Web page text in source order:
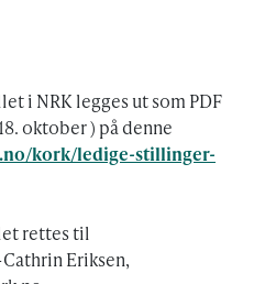
i NRK legges ut som PDF
oktober ) på denne
kork/ledige-stillinger-
rettes til
Eriksen,